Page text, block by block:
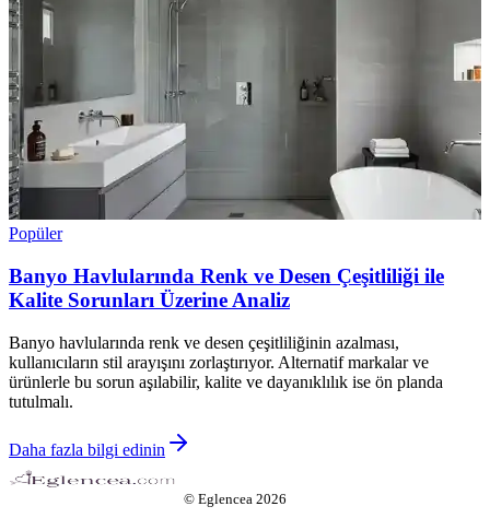
Popüler
Banyo Havlularında Renk ve Desen Çeşitliliği ile
Kalite Sorunları Üzerine Analiz
Banyo havlularında renk ve desen çeşitliliğinin azalması,
kullanıcıların stil arayışını zorlaştırıyor. Alternatif markalar ve
ürünlerle bu sorun aşılabilir, kalite ve dayanıklılık ise ön planda
tutulmalı.
Daha fazla bilgi edinin
© Eglencea 2026